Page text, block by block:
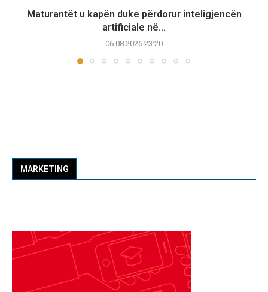
Maturantët u kapën duke përdorur inteligjencën
artificiale në...
06.08.2026 23:20
MARKETING